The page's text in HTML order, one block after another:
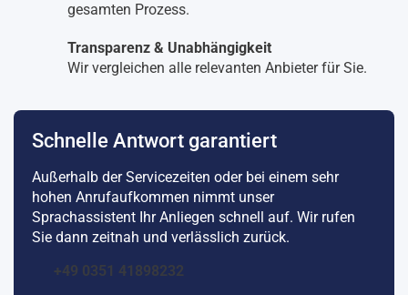
gesamten Prozess.
Transparenz & Unabhängigkeit
Wir vergleichen alle relevanten Anbieter für Sie.
Schnelle Antwort garantiert
Außerhalb der Servicezeiten oder bei einem sehr
hohen Anrufaufkommen nimmt unser
Sprachassistent Ihr Anliegen schnell auf. Wir rufen
Sie dann zeitnah und verlässlich zurück.
+49 0351 41898232